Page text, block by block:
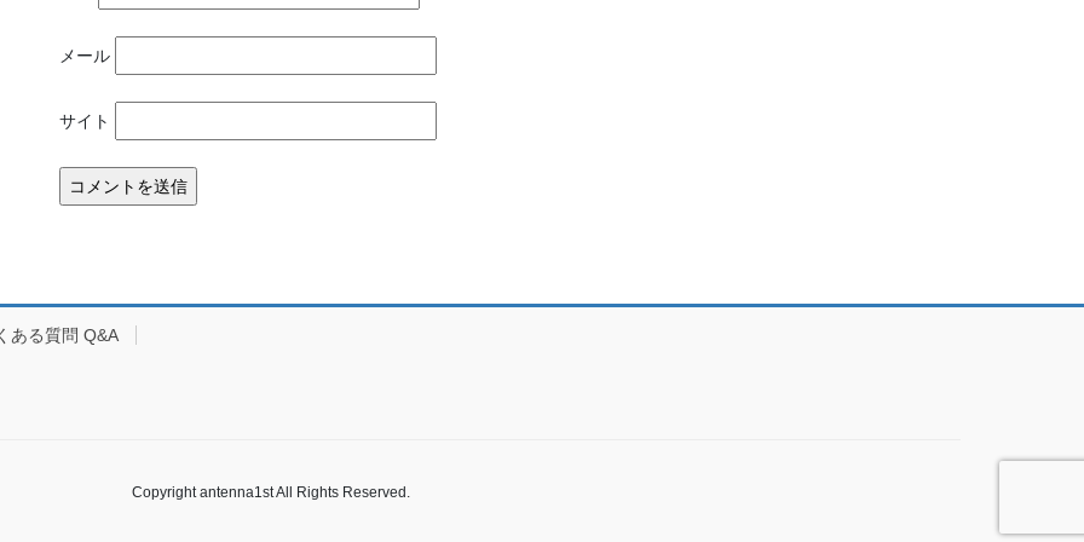
メール
サイト
ある質問 Q&A
Copyright antenna1st All Rights Reserved.